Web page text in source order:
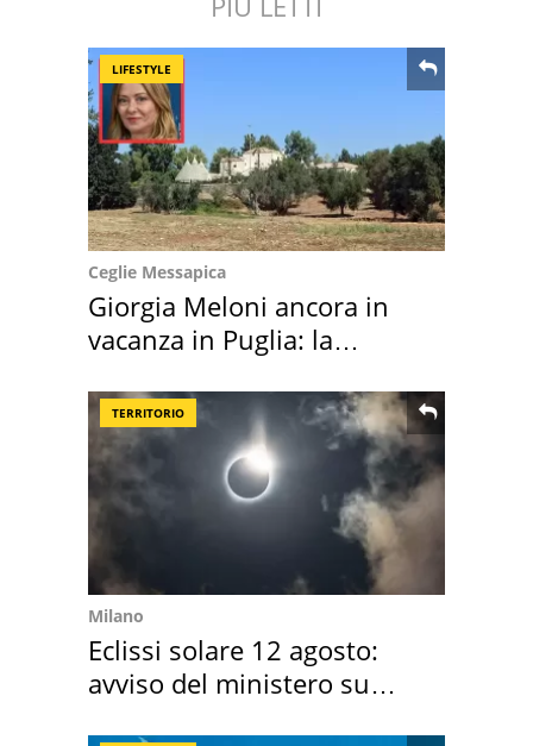
LIFESTYLE
Ceglie Messapica
Giorgia Meloni ancora in
vacanza in Puglia: la
TERRITORIO
Milano
Eclissi solare 12 agosto:
avviso del ministero su